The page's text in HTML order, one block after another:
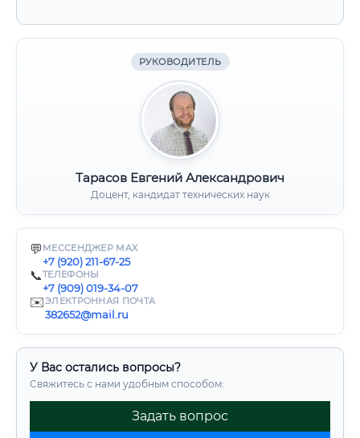
РУКОВОДИТЕЛЬ
Тарасов Евгений Александрович
Доцент, кандидат технических наук
💬 МЕССЕНДЖЕР MAX
+7 (920) 211-67-25
📞ТЕЛЕФОНЫ
+7 (909) 019-34-07
✉️ЭЛЕКТРОННАЯ ПОЧТА
382652@mail.ru
У Вас остались вопросы?
Свяжитесь с нами удобным способом:
Задать вопрос